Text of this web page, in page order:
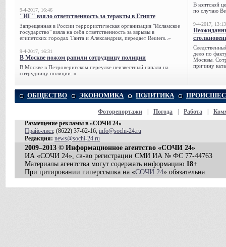
9-4-2017, 16:46
"ИГ" взяло ответственность за теракты в Египте
Запрещенная в России террористическая организация "Исламское
государство" взяла на себя ответственность за взрывы в
египетских городах Танта и Александрия, передает Reuters..»
9-4-2017, 16:31
В Москве ножом ранили сотрудницу полиции
В Москве в Петроверигском переулке неизвестный напали на
сотрудницу полиции..»
В коптской
по случаю
9-4-2017, 13:13
дело по
Москвы.
причину
ОБЩЕСТВО ЭКОНОМИКА ПОЛИТИКА
Фоторепортажи Погода Работа
Размещение рекламы в «СОЧИ 24»
Прайс-лист, (8622) 37-62-16, info@sochi-24.ru
Редакция: news@sochi-24.ru
2009–2013 © Информационное агентство «СОЧИ 24»
ИА «СОЧИ 24», св-во регистрации СМИ ИА № ФС 77-44763
Материалы агентства могут содержать информацию 18+
При цитировании гиперссылка на «СОЧИ 24» обязательна.